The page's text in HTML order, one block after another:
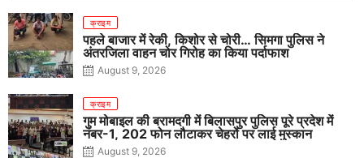
क्राइम
पहले बाजार में रेकी, किशोर से चोरी… सिमगा पुलिस ने
अंतरजिला वाहन चोर गिरोह का किया पर्दाफाश
August 9, 2026
क्राइम
गुम मोबाइल की बरामदगी में बिलासपुर पुलिस पूरे प्रदेश में
नंबर-1, 202 फोन लौटाकर चेहरों पर लाई मुस्कान
August 9, 2026